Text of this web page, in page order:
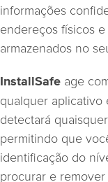
informações
endereços físicos
armazenados no
InstallSafe age
qualquer aplicativo
detectará
permitindo que
identificação do
procurar e